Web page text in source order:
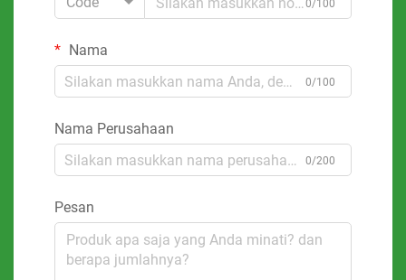
0/100
Nama
0/100
Nama Perusahaan
0/200
Pesan